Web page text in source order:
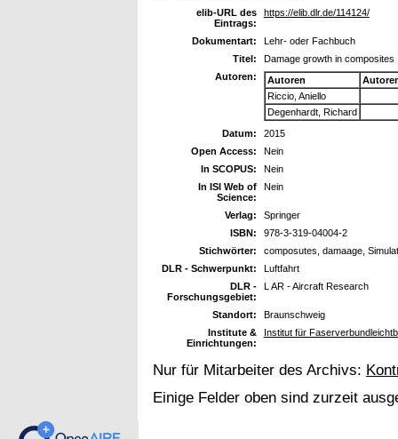
elib-URL des
Eintrags:
https://elib.dlr.de/114124/
Dokumentart:
Lehr- oder Fachbuch
Titel:
Damage growth in composites
Autoren:
Autoren
Riccio, Aniello
Degenhardt, Richard
Datum:
2015
Open Access:
Nein
In SCOPUS:
Nein
In ISI Web of
Science:
Nein
Verlag:
Springer
ISBN:
978-3-319-04004-2
Stichwörter:
composutes, damaage,
DLR - Schwerpunkt:
Luftfahrt
DLR -
Forschungsgebiet:
L AR - Aircraft Research
Standort:
Braunschweig
Institute &
Einrichtungen:
Institut für
Nur für Mitarbeiter des Archivs:
Einige Felder oben sind zurzeit